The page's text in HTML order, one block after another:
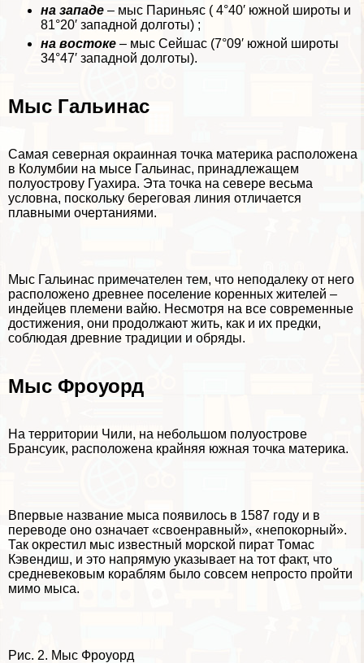
на западе – мыс Париньяс ( 4°40′ южной широты и
81°20′ западной долготы) ;
на востоке – мыс Сейшас (7°09′ южной широты
34°47′ западной долготы).
Мыс Гальинас
Самая северная окраинная точка материка расположена
в Колумбии на мысе Гальинас, принадлежащем
полуострову Гуахира. Эта точка на севере весьма
условна, поскольку береговая линия отличается
плавными очертаниями.
Мыс Гальинас примечателен тем, что неподалеку от него
расположено древнее поселение коренных жителей –
индейцев племени вайю. Несмотря на все современные
достижения, они продолжают жить, как и их предки,
соблюдая древние традиции и обряды.
Мыс Фроуорд
На территории Чили, на небольшом полуострове
Брансуик, расположена крайняя южная точка материка.
Впервые название мыса появилось в 1587 году и в
переводе оно означает «своенравный», «непокорный».
Так окрестил мыс известный морской пират Томас
Кэвендиш, и это напрямую указывает на тот факт, что
средневековым кораблям было совсем непросто пройти
мимо мыса.
Рис. 2. Мыс Фроуорд